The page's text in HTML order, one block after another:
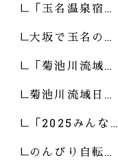
「玉名温泉宿…
大坂で玉名の…
「菊池川流域…
菊池川流域日…
「2025みんな…
のんびり自転…